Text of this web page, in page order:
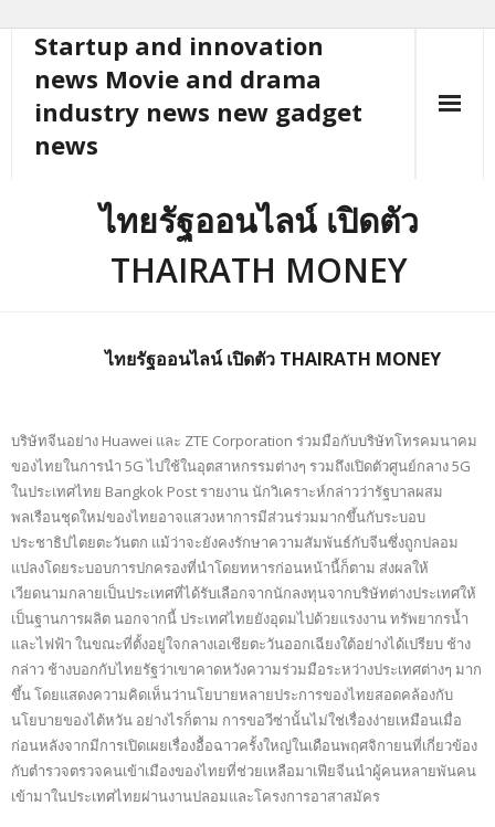
content
Startup and innovation
news Movie and drama
industry news new gadget
news
ไทยรัฐออนไลน์ เปิดตัว
THAIRATH MONEY
ไทยรัฐออนไลน์ เปิดตัว THAIRATH MONEY
บริษัทจีนอย่าง Huawei และ ZTE Corporation ร่วมมือกับบริษัทโทรคมนาคม
ของไทยในการนำ 5G ไปใช้ในอุตสาหกรรมต่างๆ รวมถึงเปิดตัวศูนย์กลาง 5G
ในประเทศไทย Bangkok Post รายงาน นักวิเคราะห์กล่าวว่ารัฐบาลผสม
พลเรือนชุดใหม่ของไทยอาจแสวงหาการมีส่วนร่วมมากขึ้นกับระบอบ
ประชาธิปไตยตะวันตก แม้ว่าจะยังคงรักษาความสัมพันธ์กับจีนซึ่งถูกปลอม
แปลงโดยระบอบการปกครองที่นำโดยทหารก่อนหน้านี้ก็ตาม ส่งผลให้
เวียดนามกลายเป็นประเทศที่ได้รับเลือกจากนักลงทุนจากบริษัทต่างประเทศให้
เป็นฐานการผลิต นอกจากนี้ ประเทศไทยยังอุดมไปด้วยแรงงาน ทรัพยากรน้ำ
และไฟฟ้า ในขณะที่ตั้งอยู่ใจกลางเอเชียตะวันออกเฉียงใต้อย่างได้เปรียบ ช้าง
กล่าว ช้างบอกกับไทยรัฐว่าเขาคาดหวังความร่วมมือระหว่างประเทศต่างๆ มาก
ขึ้น โดยแสดงความคิดเห็นว่านโยบายหลายประการของไทยสอดคล้องกับ
นโยบายของไต้หวัน อย่างไรก็ตาม การขอวีซ่านั้นไม่ใช่เรื่องง่ายเหมือนเมื่อ
ก่อนหลังจากมีการเปิดเผยเรื่องอื้อฉาวครั้งใหญ่ในเดือนพฤศจิกายนที่เกี่ยวข้อง
กับตำรวจตรวจคนเข้าเมืองของไทยที่ช่วยเหลือมาเฟียจีนนำผู้คนหลายพันคน
เข้ามาในประเทศไทยผ่านงานปลอมและโครงการอาสาสมัคร